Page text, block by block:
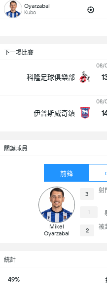
Oyarzabal
Kubo
下一場比賽
科隆足球俱樂部
08/
伊普斯威奇鎮
08/
關鍵球員
前鋒
Mikel
Oyarzabal
3
射
1
2
被
統計
49%